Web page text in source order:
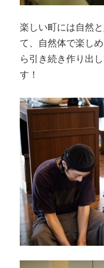
楽しい町には自然
て、自然体で楽し
ら引き続き作り出
す！